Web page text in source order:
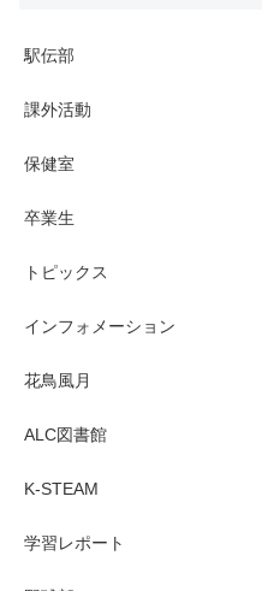
駅伝部
課外活動
保健室
卒業生
トピックス
インフォメーション
花鳥風月
ALC図書館
K-STEAM
学習レポート